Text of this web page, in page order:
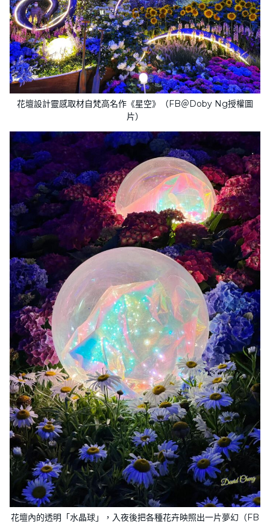
花壇設計靈感取材自梵高名作《星空》（FB＠Doby Ng授權圖
片）
花壇內的透明「水晶球」，入夜後把各種花卉映照出一片夢幻（FB